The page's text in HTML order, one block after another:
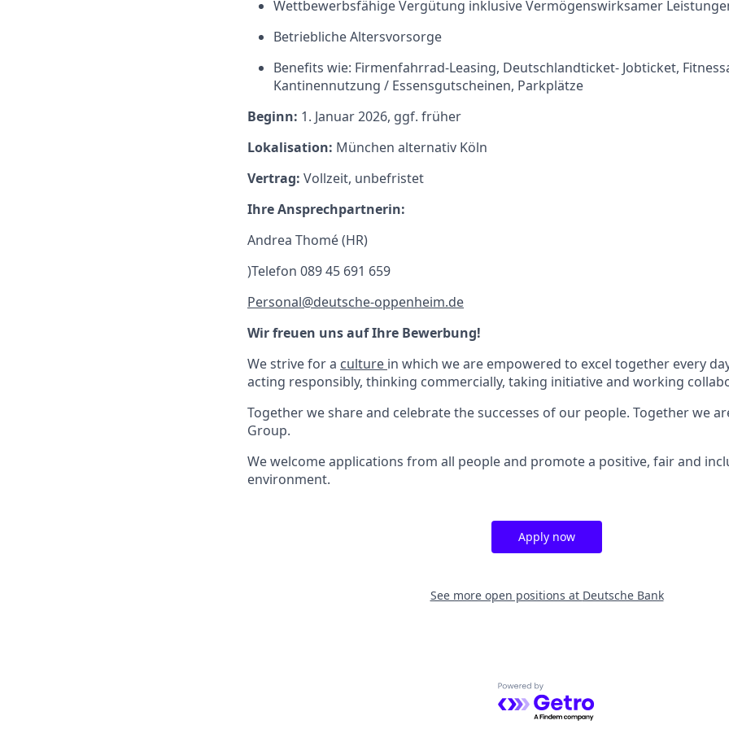
Wettbewerbsfähige Vergütung inklusive Vermögenswirksamer
Betriebliche Altersvorsorge
Benefits wie: Firmenfahrrad-Leasing, Deutschlandticket- Jobticket,
Kantinennutzung / Essensgutscheinen, Parkplätze
Beginn: 1. Januar 2026, ggf. früher
Lokalisation: München alternativ Köln
Vertrag: Vollzeit, unbefristet
Ihre Ansprechpartnerin:
Andrea Thomé (HR)
)Telefon 089 45 691 659
Personal@deutsche-oppenheim.de
Wir freuen uns auf Ihre Bewerbung!
We strive for a culture in which we are empowered to excel together every
acting responsibly, thinking commercially, taking initiative and working
Together we share and celebrate the successes of our people. Together we
Group.
We welcome applications from all people and promote a positive, fair and
environment.
Apply now
See more open positions at Deutsche Bank
Powered by Getro.com